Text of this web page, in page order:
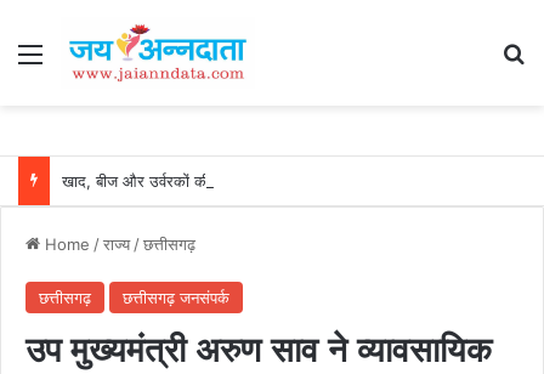
Menu
Home /राज्य/छत्तीसगढ़
छत्तीसगढ़ छत्तीसगढ़ जनसंपर्क
उप मुख्यमंत्री अरुण साव ने व्यावसायिक